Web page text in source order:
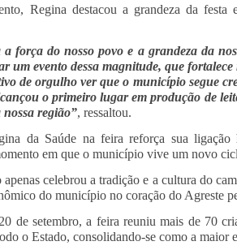
Regina destacou a grandeza da
força do nosso povo e a grandeza da
um evento dessa magnitude, que
de orgulho ver que o município segue
o primeiro lugar em produção de
região”, ressaltou.
da Saúde na feira reforça sua
em que o município vive um novo
celebrou a tradição e a cultura do
do município no coração do Agreste
de setembro, a feira reuniu mais de 70
o Estado, consolidando-se como a maior